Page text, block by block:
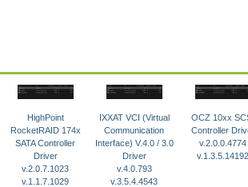
HighPoint
RocketRAID 174x
SATA Controller
Driver
v.2.0.7.1023
v.1.1.7.1029
IXXAT VCI (Virtual
Communication
Interface) V.4.0 / 3.0
Driver
v.4.0.793
v.3.5.4.4543
OCZ 10xx
Controller
v.2.0.0.4774
v.1.3.5.14192